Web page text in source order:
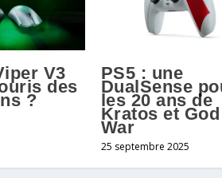
V3
des
?
PS5 : une
DualSense
les 20 ans de
Kratos et
War
25 septembre 2025